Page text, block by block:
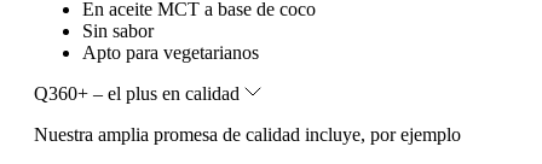
En aceite MCT a base de coco
Sin sabor
Apto para vegetarianos
Q360+ – el plus en calidad
Nuestra amplia promesa de calidad incluye, por ejemplo